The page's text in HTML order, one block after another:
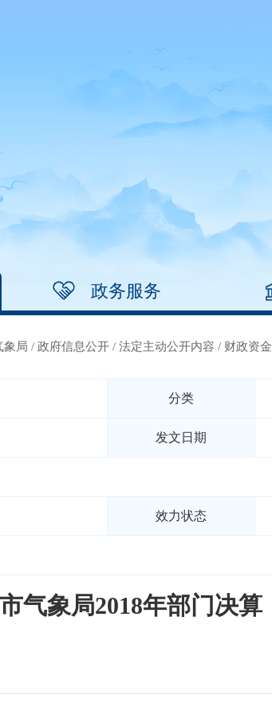
政务服务
象局 / 政府信息公开 / 法定主动公开内容 / 财政资金
分类
发文日期
效力状态
气象局2018年部门决算